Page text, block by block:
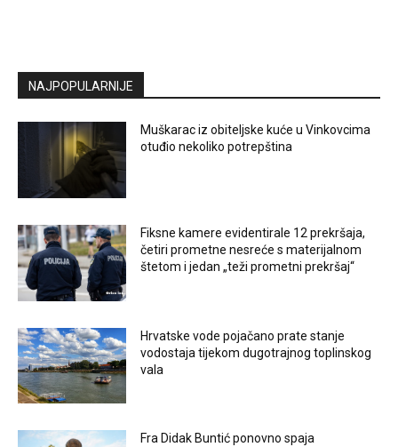
NAJPOPULARNIJE
Muškarac iz obiteljske kuće u Vinkovcima
otuđio nekoliko potrepština
Fiksne kamere evidentirale 12 prekršaja,
četiri prometne nesreće s materijalnom
štetom i jedan „teži prometni prekršaj“
Hrvatske vode pojačano prate stanje
vodostaja tijekom dugotrajnog toplinskog
vala
Fra Didak Buntić ponovno spaja